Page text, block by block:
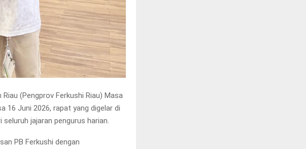
(Pengprov Ferkushi Riau) Masa
16 Juni 2026, rapat yang digelar di
jajaran pengurus harian.
PB Ferkushi dengan